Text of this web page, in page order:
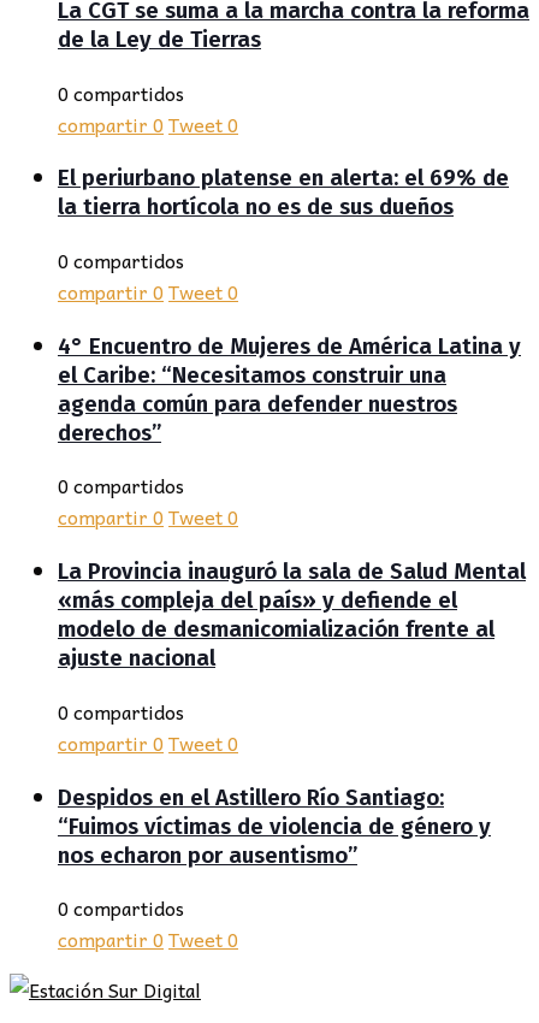
La CGT se suma a la marcha contra la reforma
de la Ley de Tierras
0 compartidos
compartir0Tweet0
El periurbano platense en alerta: el 69% de
la tierra hortícola no es de sus dueños
0 compartidos
compartir0Tweet0
4° Encuentro de Mujeres de América Latina y
el Caribe: “Necesitamos construir una
agenda común para defender nuestros
derechos”
0 compartidos
compartir0Tweet0
La Provincia inauguró la sala de Salud Mental
«más compleja del país» y defiende el
modelo de desmanicomialización frente al
ajuste nacional
0 compartidos
compartir0Tweet0
Despidos en el Astillero Río Santiago:
“Fuimos víctimas de violencia de género y
nos echaron por ausentismo”
0 compartidos
compartir0Tweet0